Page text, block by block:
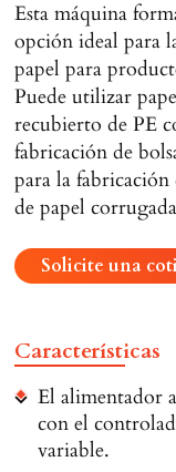
Esta máquina
opción ideal para
papel para
Puede utilizar
recubierto de PE
fabricación de
para la fabricación
de papel
Solicite una
Características
El alimentador
con el
variable.